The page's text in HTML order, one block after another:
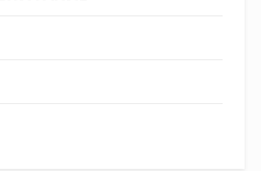
о укладе жизни